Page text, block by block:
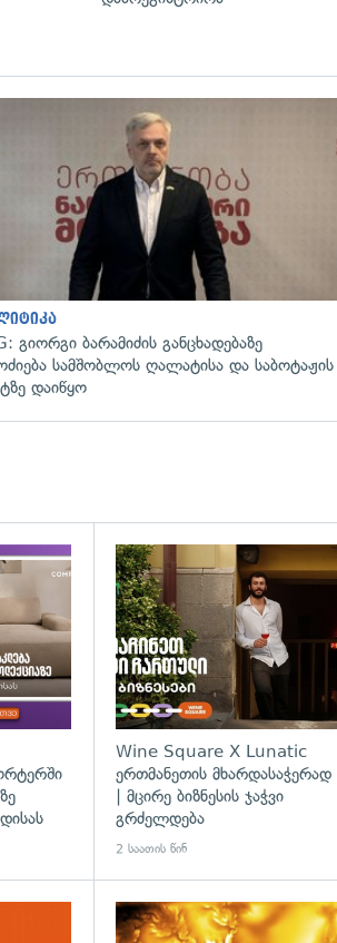
გიორგი ბარამიძის განცხადებაზე
სამშობლოს ღალატისა და საბოტაჟის
დაიწყო
Wine Square X Lunatic
ერთმანეთის მხარდასაჭერად
| მცირე ბიზნესის ჯაჭვი
გრძელდება
2 საათის წინ